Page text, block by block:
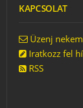
KAPCSOLAT
Üzenj
Iratkozz fel
RSS